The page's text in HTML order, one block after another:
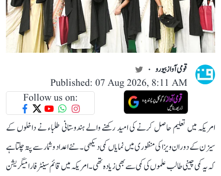
قومی آواز بیورو
Published: 07 Aug 2026, 8:11 AM
Follow us on:
امریکہ میں تعلیم حاصل کرنے کی امید رکھنے والے ہندوستانی طلباء نے داخلوں کے
سیزن کے دوران ویزا کی منظوری میں نمایاں کمی دیکھی۔ نئے اعداد و شمار سے پتہ چلتا ہے
کہ یہ کمی چینی طالب علموں کی کمی سے بھی زیادہ تھی۔ امریکہ میں قائم سینٹر فار امیگریشن